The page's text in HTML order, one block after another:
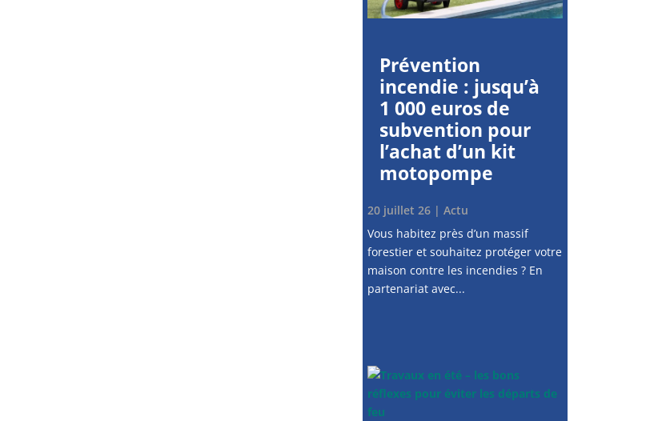
Prévention
incendie : jusqu’à
1 000 euros de
subvention pour
l’achat d’un kit
motopompe
20 juillet 26| Actu
Vous habitez près d’un massif
forestier et souhaitez protéger votre
maison contre les incendies ? En
partenariat avec...